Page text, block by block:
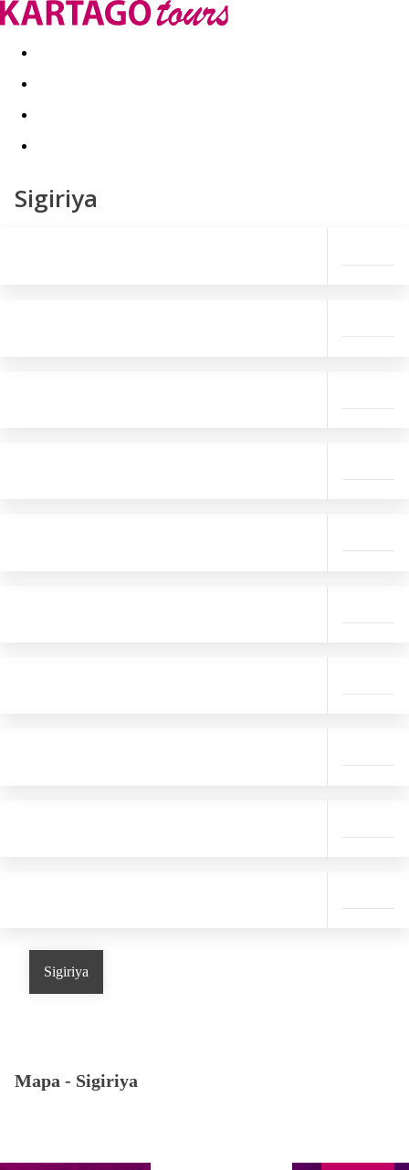
Last minute Dovolenkové kluby
Sigiriya
Sigiriya
Mapa - Sigiriya